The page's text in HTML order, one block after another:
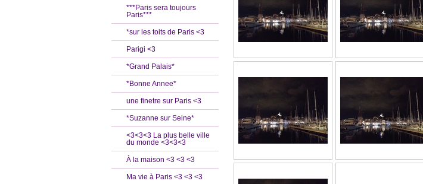
***Paris sera toujours
Paris***
*sur les toits de Paris <3
Parigi <3
*Grand Palais*
*Bonne Annee*
une finetre sur Paris <3
*Suzanne sur Seine*
<3<3<3 La plus belle ville
du monde <3<3<3
À la maison <3 <3 <3
Ma vie à Paris <3 <3 <3